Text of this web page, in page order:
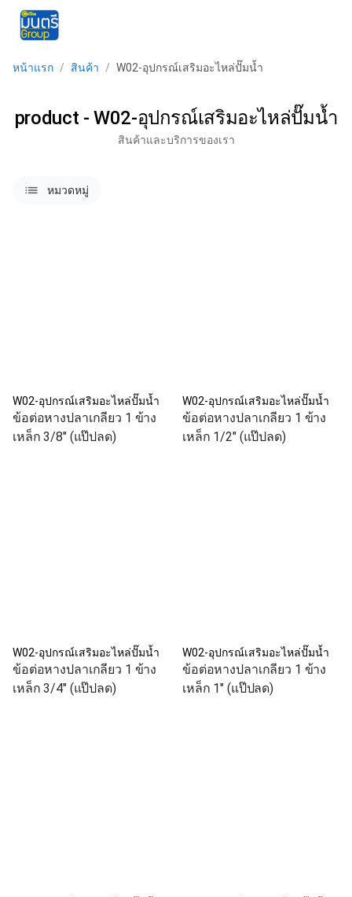
หน้าแรก / สินค้า / W02-อุปกรณ์เสริมอะไหล่ปั๊มน้ำ
product - W02-อุปกรณ์เสริมอะไหล่ปั๊มน้ำ
สินค้าและบริการของเรา
listsหมวดหมู่
W02-อุปกรณ์เสริมอะไหล่ปั๊มน้ำ
ข้อต่อหางปลาเกลียว 1 ข้าง
เหล็ก 3/8" (แป๊ปลด)
W02-อุปกรณ์เสริมอะไหล่ปั๊มน้ำ
ข้อต่อหางปลาเกลียว 1 ข้าง
เหล็ก 1/2" (แป๊ปลด)
W02-อุปกรณ์เสริมอะไหล่ปั๊มน้ำ
ข้อต่อหางปลาเกลียว 1 ข้าง
เหล็ก 3/4" (แป๊ปลด)
W02-อุปกรณ์เสริมอะไหล่ปั๊มน้ำ
ข้อต่อหางปลาเกลียว 1 ข้าง
เหล็ก 1" (แป๊ปลด)